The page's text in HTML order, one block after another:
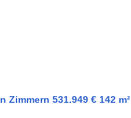
Zimmern 531.949 € 142 m²